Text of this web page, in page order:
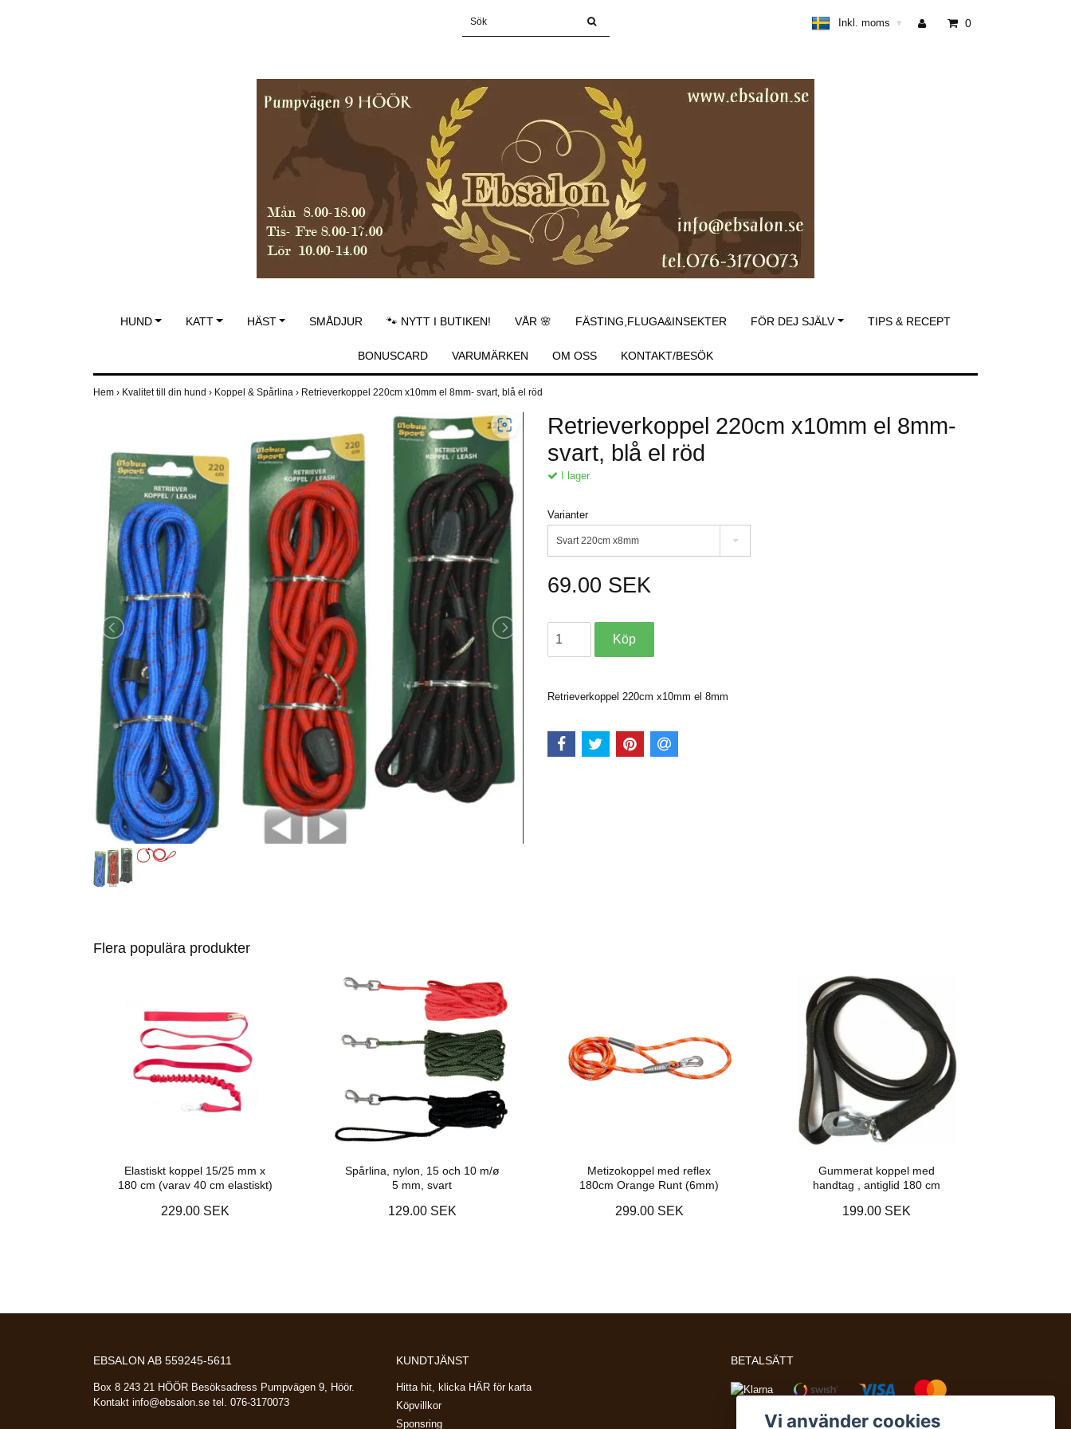
Inkl. moms ▾ 0
HUND KATT HÄST SMÅDJUR 🐾 NYTT I BUTIKEN! VÅR 🌸 FÄSTING,FLUGA&INSEKTER FÖR DEJ SJÄLV TIPS & RECEPT
BONUSCARD VARUMÄRKEN OM OSS KONTAKT/BESÖK
Hem › Kvalitet till din hund › Koppel & Spårlina › Retrieverkoppel 220cm x10mm el 8mm- svart, blå el röd
Retrieverkoppel 220cm x10mm el 8mm-
svart, blå el röd
I lager.
Varianter
Svart 220cm x8mm
69.00 SEK
Retrieverkoppel 220cm x10mm el 8mm
Flera populära produkter
Elastiskt koppel 15/25 mm x
180 cm (varav 40 cm elastiskt)
229.00 SEK
Spårlina, nylon, 15 och 10 m/ø
5 mm, svart
129.00 SEK
Metizokoppel med reflex
180cm Orange Runt (6mm)
299.00 SEK
Gummerat koppel med
handtag , antiglid 180 cm
199.00 SEK
EBSALON AB 559245-5611
Box 8 243 21 HÖÖR Besöksadress Pumpvägen 9, Höör.
Kontakt info@ebsalon.se tel. 076-3170073
KUNDTJÄNST
Hitta hit, klicka HÄR för karta
Köpvillkor
Sponsring
BETALSÄTT
Vi använder cookies